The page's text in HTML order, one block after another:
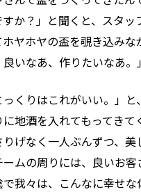
すか？」と聞くと、スタッ
ヤホヤの盃を覗き込みな
良いなあ、作りたいなあ。
っくりはこれがいい。」
に地酒を入れてもってきて
げなく一人ぶんずつ、美
ムの周りには、良いお
我々は、こんなに幸せ